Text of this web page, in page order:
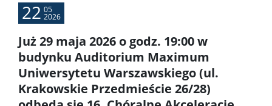
Doktoranci
Szkoła Doktorska Nauk Ścisłych i Przyrodniczych
22 05
2026
Już 29 maja 2026 o godz. 19:00 w
budynku Auditorium Maximum
Uniwersytetu Warszawskiego (ul.
Krakowskie Przedmieście 26/28)